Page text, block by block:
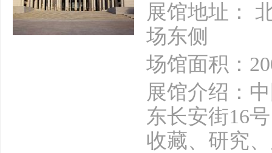
展馆地址：
场东侧
场馆面积：
展馆介绍：
东长安街16
收藏、研究